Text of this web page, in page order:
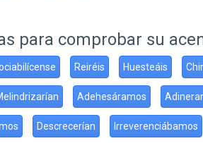
para comprobar su
Reiréis Huesteáis
Adehesáramos
Descrecerían Irreverenciábamos